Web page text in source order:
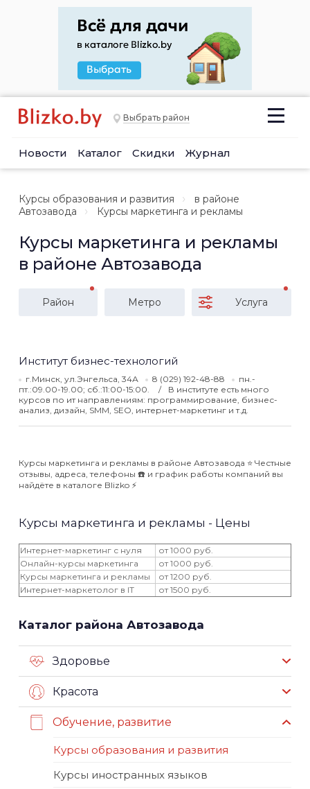
Выбрать район
Новости Каталог Скидки Журнал
Курсы образования и развития
в районе
Автозавода
Курсы маркетинга и рекламы
Курсы маркетинга и рекламы
в районе Автозавода
Район Метро Услуга
Институт бизнес-технологий
г.Минск, ул.Энгельса, 34А 8 (029) 192-48-88
пн.-
пт.:09.00-19.00; сб.:11:00-15:00.
В институте есть много
курсов по ит направлениям: программирование, бизнес-
анализ, дизайн, SMM, SEO, интернет-маркетинг и т.д.
Курсы маркетинга и рекламы в районе Автозавода ⭐️ Честные
отзывы, адреса, телефоны ☎️ и график работы компаний вы
найдёте в каталоге Blizko ⚡️
Курсы маркетинга и рекламы - Цены
Интернет-маркетинг с нуля
от 1000 руб.
Онлайн-курсы маркетинга
от 1000 руб.
Курсы маркетинга и рекламы
от 1200 руб.
Интернет-маркетолог в IT
от 1500 руб.
Каталог района Автозавода
Здоровье
Красота
Обучение, развитие
Курсы образования и развития
Курсы иностранных языков